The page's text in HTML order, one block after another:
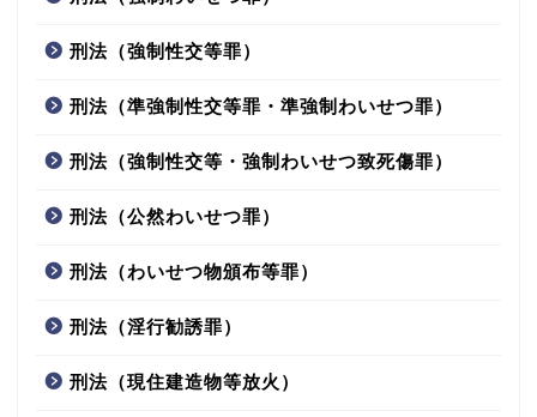
刑法（強制性交等罪）
刑法（準強制性交等罪・準強制わいせつ罪）
刑法（強制性交等・強制わいせつ致死傷罪）
刑法（公然わいせつ罪）
刑法（わいせつ物頒布等罪）
刑法（淫行勧誘罪）
刑法（現住建造物等放火）